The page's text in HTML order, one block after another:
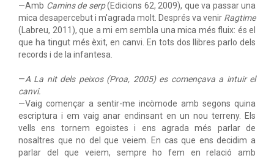
—Amb Camins de serp(Edicions 62, 2009), que va passar una
mica desapercebut i m'agrada molt. Després va venir Ragtime
(Labreu, 2011), que a mi em sembla una mica més fluix: és el
que ha tingut més èxit, en canvi. En tots dos llibres parlo dels
records i de la infantesa.
—A La nit dels peixos(Proa, 2005) es començava a intuir el
canvi.
—Vaig començar a sentir-me incòmode amb segons quina
escriptura i em vaig anar endinsant en un nou terreny. Els
vells ens tornem egoistes i ens agrada més parlar de
nosaltres que no del que veiem. En cas que ens decidim a
parlar del que veiem, sempre ho fem en relació amb